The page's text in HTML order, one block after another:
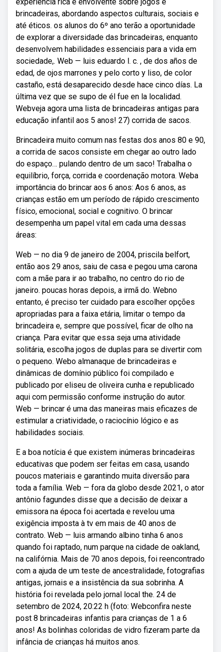
brincadeiras, abordando aspectos culturais, sociais e
até éticos. os alunos do 6º ano terão a oportunidade
de explorar a diversidade das brincadeiras, enquanto
desenvolvem habilidades essenciais para a vida em
sociedade,. Web — luis eduardo l. c. , de dos años de
edad, de ojos marrones y pelo corto y liso, de color
castaño, está desaparecido desde hace cinco días. La
última vez que se supo de él fue en la localidad.
Webveja agora uma lista de brincadeiras antigas para
educação infantil aos 5 anos! 27) corrida de sacos.
Brincadeira muito comum nas festas dos anos 80 e 90,
a corrida de sacos consiste em chegar ao outro lado
do espaço… pulando dentro de um saco! Trabalha o
equilíbrio, força, corrida e coordenação motora. Weba
importância do brincar aos 6 anos: Aos 6 anos, as
crianças estão em um período de rápido crescimento
físico, emocional, social e cognitivo. O brincar
desempenha um papel vital em cada uma dessas
áreas:
Web — no dia 9 de janeiro de 2004, priscila belfort,
então aos 29 anos, saiu de casa e pegou uma carona
com a mãe para ir ao trabalho, no centro do rio de
janeiro. poucas horas depois, a irmã do. Webno
entanto, é preciso ter cuidado para escolher opções
apropriadas para a faixa etária, limitar o tempo da
brincadeira e, sempre que possível, ficar de olho na
criança. Para evitar que essa seja uma atividade
solitária, escolha jogos de duplas para se divertir com
o pequeno. Webo almanaque de brincadeiras e
dinâmicas de domínio público foi compilado e
publicado por eliseu de oliveira cunha e republicado
aqui com permissão conforme instrução do autor.
Web — brincar é uma das maneiras mais eficazes de
estimular a criatividade, o raciocínio lógico e as
habilidades sociais.
E a boa notícia é que existem inúmeras brincadeiras
educativas que podem ser feitas em casa, usando
poucos materiais e garantindo muita diversão para
toda a família. Web — fora da globo desde 2021, o ator
antônio fagundes disse que a decisão de deixar a
emissora na época foi acertada e revelou uma
exigência imposta à tv em mais de 40 anos de
contrato. Web — luis armando albino tinha 6 anos
quando foi raptado, num parque na cidade de oakland,
na califórnia. Mais de 70 anos depois, foi reencontrado
com a ajuda de um teste de ancestralidade, fotografias
antigas, jornais e a insistência da sua sobrinha. A
história foi revelada pelo jornal local the. 24 de
setembro de 2024, 20:22 h (foto: Webconfira neste
post 8 brincadeiras infantis para crianças de 1 a 6
anos! As bolinhas coloridas de vidro fizeram parte da
infância de crianças há muitos anos.